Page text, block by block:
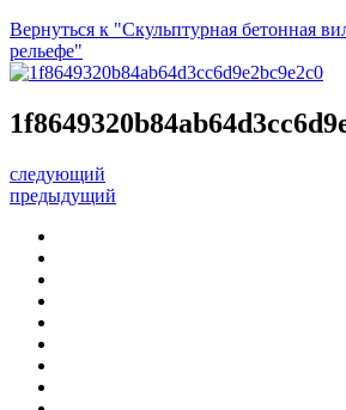
Вернуться к "Скульптурная бетонная
рельефе"
следующий
предыдущий